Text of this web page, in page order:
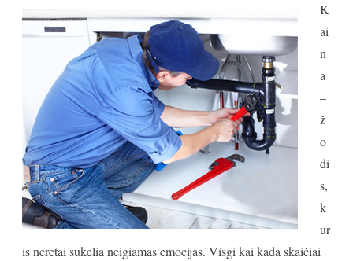
K
ai
n
a
–
ž
o
di
s,
k
ur
is neretai sukelia neigiamas emocijas. Visgi kai kada skaičiai